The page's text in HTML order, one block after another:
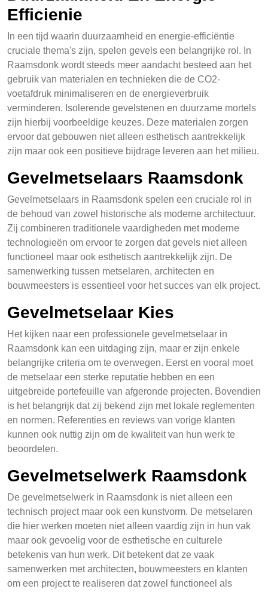
Efficienie
In een tijd waarin duurzaamheid en energie-efficiëntie
cruciale thema's zijn, spelen gevels een belangrijke rol. In
Raamsdonk wordt steeds meer aandacht besteed aan het
gebruik van materialen en technieken die de CO2-
voetafdruk minimaliseren en de energieverbruik
verminderen. Isolerende gevelstenen en duurzame mortels
zijn hierbij voorbeeldige keuzes. Deze materialen zorgen
ervoor dat gebouwen niet alleen esthetisch aantrekkelijk
zijn maar ook een positieve bijdrage leveren aan het milieu.
Gevelmetselaars Raamsdonk
Gevelmetselaars in Raamsdonk spelen een cruciale rol in
de behoud van zowel historische als moderne architectuur.
Zij combineren traditionele vaardigheden met moderne
technologieën om ervoor te zorgen dat gevels niet alleen
functioneel maar ook esthetisch aantrekkelijk zijn. De
samenwerking tussen metselaren, architecten en
bouwmeesters is essentieel voor het succes van elk project.
Gevelmetselaar Kies
Het kijken naar een professionele gevelmetselaar in
Raamsdonk kan een uitdaging zijn, maar er zijn enkele
belangrijke criteria om te overwegen. Eerst en vooral moet
de metselaar een sterke reputatie hebben en een
uitgebreide portefeuille van afgeronde projecten. Bovendien
is het belangrijk dat zij bekend zijn met lokale reglementen
en normen. Referenties en reviews van vorige klanten
kunnen ook nuttig zijn om de kwaliteit van hun werk te
beoordelen.
Gevelmetselwerk Raamsdonk
De gevelmetselwerk in Raamsdonk is niet alleen een
technisch project maar ook een kunstvorm. De metselaren
die hier werken moeten niet alleen vaardig zijn in hun vak
maar ook gevoelig voor de esthetische en culturele
betekenis van hun werk. Dit betekent dat ze vaak
samenwerken met architecten, bouwmeesters en klanten
om een project te realiseren dat zowel functioneel als